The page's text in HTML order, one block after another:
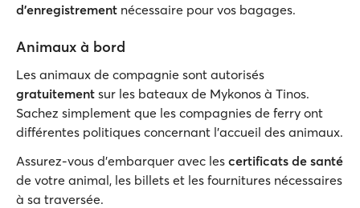
d'enregistrement nécessaire pour vos bagages.
Animaux à bord
Les animaux de compagnie sont autorisés
gratuitement sur les bateaux de Mykonos à Tinos.
Sachez simplement que les compagnies de ferry ont
différentes politiques concernant l'accueil des animaux.
Assurez-vous d'embarquer avec les certificats de santé
de votre animal, les billets et les fournitures nécessaires
à sa traversée.